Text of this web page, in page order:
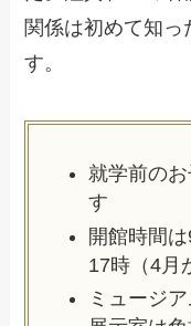
関係は初めて知
す。
就学前の
す
開館時間
17時（4月
ミュージ